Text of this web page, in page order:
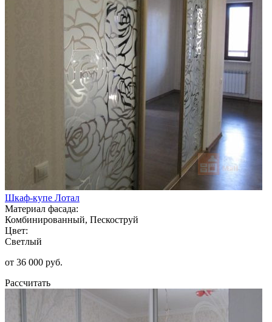
Шкаф-купе Лотал
Материал фасада:
Комбинированный, Пескоструй
Цвет:
Светлый
от 36 000 руб.
Рассчитать